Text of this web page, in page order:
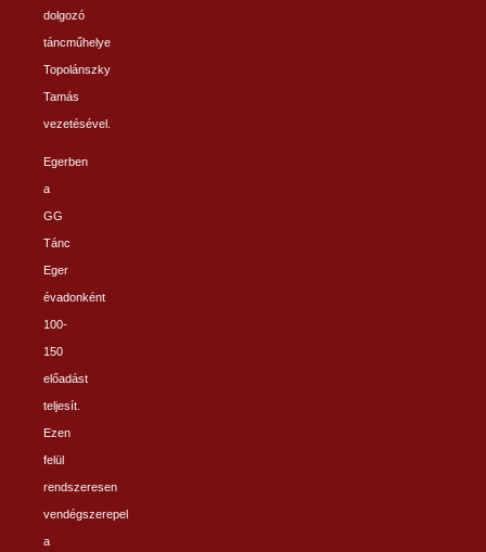
dolgozó
táncműhelye
Topolánszky
Tamás
vezetésével.
Egerben
a
GG
Tánc
Eger
évadonként
100-
150
előadást
teljesít.
Ezen
felül
rendszeresen
vendégszerepel
a